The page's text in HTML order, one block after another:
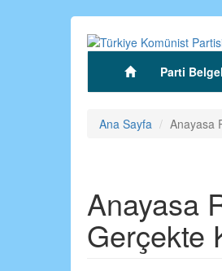
(current)
Parti
Ana Sayfa Anayasa
Anayasa
Gerçekte